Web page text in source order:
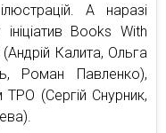
А наразі
Books With
Калита, Ольга
Роман Павленко),
(Сергій Снурник,